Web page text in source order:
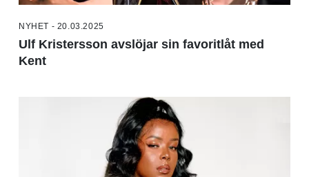
NYHET - 20.03.2025
Ulf Kristersson avslöjar sin favoritlåt med
Kent